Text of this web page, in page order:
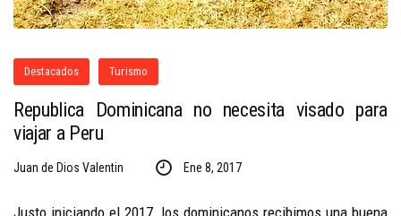
Destacados Turismo
Republica Dominicana no necesita visado para
viajar a Peru
Juan de Dios Valentin Ene 8, 2017